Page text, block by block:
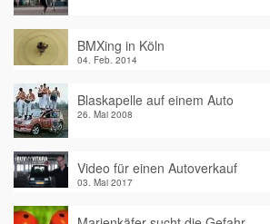
BMXing in Köln
04. Feb. 2014
Blaskapelle auf einem Auto
26. Mai 2008
Video für einen Autoverkauf
03. Mai 2017